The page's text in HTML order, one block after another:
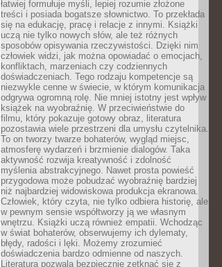
łatwiej formułuje myśli, lepiej rozumie złożone
treści i posiada bogatsze słownictwo. To przekłada
się na edukację, pracę i relacje z innymi. Książki
uczą nie tylko nowych słów, ale też różnych
sposobów opisywania rzeczywistości. Dzięki nim
człowiek widzi, jak można opowiadać o emocjach,
konfliktach, marzeniach czy codziennych
doświadczeniach. Tego rodzaju kompetencje są
niezwykle cenne w świecie, w którym komunikacja
odgrywa ogromną rolę. Nie mniej istotny jest wpływ
książek na wyobraźnię. W przeciwieństwie do
filmu, który pokazuje gotowy obraz, literatura
pozostawia wiele przestrzeni dla umysłu czytelnika.
To on tworzy twarze bohaterów, wygląd miejsc,
atmosferę wydarzeń i brzmienie dialogów. Taka
aktywność rozwija kreatywność i zdolność
myślenia abstrakcyjnego. Nawet prosta powieść
przygodowa może pobudzać wyobraźnię bardziej
niż najbardziej widowiskowa produkcja ekranowa.
Człowiek, który czyta, nie tylko odbiera historię, ale
w pewnym sensie współtworzy ją we własnym
wnętrzu. Książki uczą również empatii. Wchodząc
w świat bohaterów, obserwujemy ich dylematy,
błędy, radości i lęki. Możemy zrozumieć
doświadczenia bardzo odmienne od naszych.
Literatura pozwala bezpiecznie zetknąć się z